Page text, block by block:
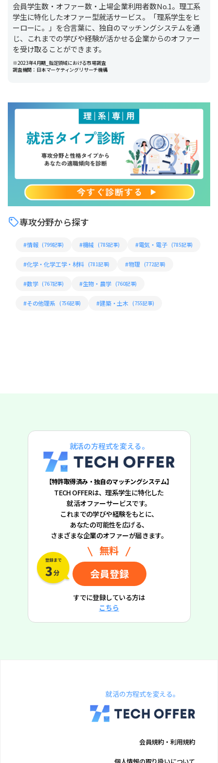
会員学生数・オファー数・上場企業利用者数No.1。理工系
学生に特化したオファー型就活サービス。「理系学生をヒ
ーローに。」を合言葉に、独自のマッチングシステムを通
じ、これまでの学びや経験が活かせる企業からのオファー
を受け取ることができます。
※2023年4月期_指定領域における市場調査
調査機関：日本マーケティングリサーチ機構
専攻分野から探す
#情報 (799記事) #機械 (785記事) #電気・電子 (785記事)
#化学・化学工学・材料 (781記事) #物理 (772記事)
#数学 (767記事) #生物・農学 (760記事)
#その他理系 (756記事) #建築・土木 (755記事)
就活の方程式を変える。
【特許取得済み・独自のマッチングシステム】
TECH OFFERは、理系学生に特化した
就活オファーサービスです。
これまでの学びや経験をもとに、
あなたの可能性を広げる、
さまざまな企業のオファーが届きます。
無料
会員登録
すでに登録している方は
こちら
就活の方程式を変える。
会員規約・利用規約
個人情報の取り扱いについて